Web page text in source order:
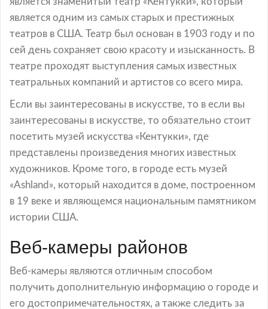
является одним из самых старых и престижных
театров в США. Театр был основан в 1903 году и по
сей день сохраняет свою красоту и изысканность. В
театре проходят выступления самых известных
театральных компаний и артистов со всего мира.
Если вы заинтересованы в искусстве, то в если вы
заинтересованы в искусстве, то обязательно стоит
посетить музей искусства «Кентукки», где
представлены произведения многих известных
художников. Кроме того, в городе есть музей
«Ashland», который находится в доме, построенном
в 19 веке и являющемся национальным памятником
истории США.
Веб-камеры районов
Веб-камеры являются отличным способом
получить дополнительную информацию о городе и
его достопримечательностях, а также следить за